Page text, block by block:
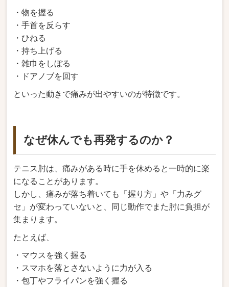
・物を握る
・手首を反らす
・ひねる
・持ち上げる
・雑巾をしぼる
・ドアノブを回す
といった動きで痛みが出やすいのが特徴です。
なぜ休んでも再発するのか？
テニス肘は、痛みがある時に手を休めると一時的に楽
になることがあります。
しかし、痛みが落ち着いても「握り方」や「力みグ
セ」が変わっていないと、同じ動作でまた肘に負担が
集まります。
たとえば、
・マウスを強く握る
・スマホを落とさないように力が入る
・包丁やフライパンを強く握る